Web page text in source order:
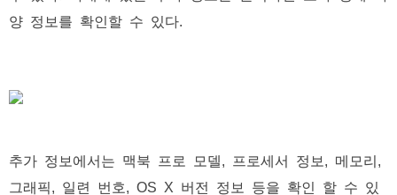
양 정보를 확인할 수 있다.
추가 정보에서는 맥북 프로 모델, 프로세서 정보, 메모리,
그래픽, 일련 번호, OS X 버전 정보 등을 확인 할 수 있